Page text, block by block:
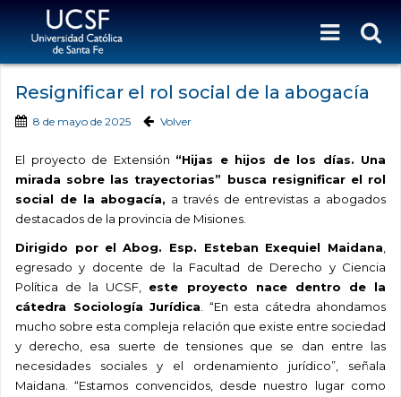
Resignificar el rol social de la abogacía
8 de mayo de 2025 Volver
El proyecto de Extensión “Hijas e hijos de los días. Una
mirada sobre las trayectorias” busca resignificar el rol
social de la abogacía, a través de entrevistas a abogados
destacados de la provincia de Misiones.
Dirigido por el Abog. Esp. Esteban Exequiel Maidana
egresado y docente de la Facultad de Derecho y Ciencia
Política de la UCSF, este proyecto nace dentro de la
cátedra Sociología Jurídica . “En esta cátedra ahondamos
mucho sobre esta compleja relación que existe entre sociedad
y derecho, esa suerte de tensiones que se dan entre las
necesidades sociales y el ordenamiento jurídico”, señala
Maidana. “Estamos convencidos, desde nuestro lugar como